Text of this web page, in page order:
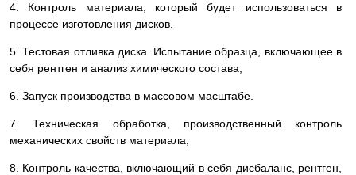
4. Контроль материала, который будет использоваться в
процессе изготовления дисков.
5. Тестовая отливка диска. Испытание образца, включающее в
себя рентген и анализ химического состава;
6. Запуск производства в массовом масштабе.
7. Техническая обработка, производственный контроль
механических свойств материала;
8. Контроль качества, включающий в себя дисбаланс, рентген,